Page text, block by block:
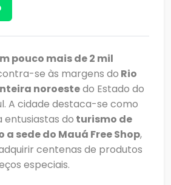
pouco mais de 2 mil
se às margens do Rio
noroestedo Estado do
A cidade destaca-se como
do turismo de
a sede do Mauá Free Shop,
centenas de produtos
especiais.